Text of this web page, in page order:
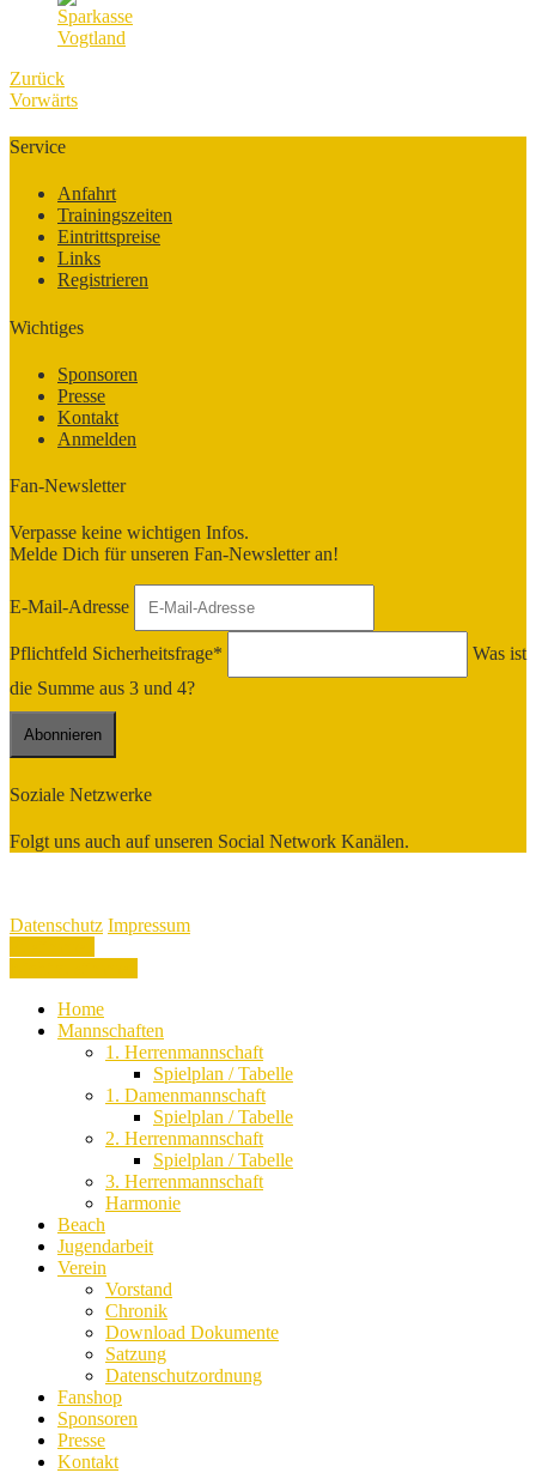
Zurück
Vorwärts
Service
Anfahrt
Trainingszeiten
Eintrittspreise
Links
Registrieren
Wichtiges
Sponsoren
Presse
Kontakt
Anmelden
Fan-Newsletter
Verpasse keine wichtigen Infos.
Melde Dich für unseren Fan-Newsletter an!
E-Mail-Adresse
Pflichtfeld Sicherheitsfrage*
Was ist
die Summe aus 3 und 4?
Soziale Netzwerke
Folgt uns auch auf unseren Social Network Kanälen.
Datenschutz Impressum
Home
Mannschaften
1. Herrenmannschaft
Spielplan / Tabelle
1. Damenmannschaft
Spielplan / Tabelle
2. Herrenmannschaft
Spielplan / Tabelle
3. Herrenmannschaft
Harmonie
Beach
Jugendarbeit
Verein
Vorstand
Chronik
Download Dokumente
Satzung
Datenschutzordnung
Fanshop
Sponsoren
Presse
Kontakt